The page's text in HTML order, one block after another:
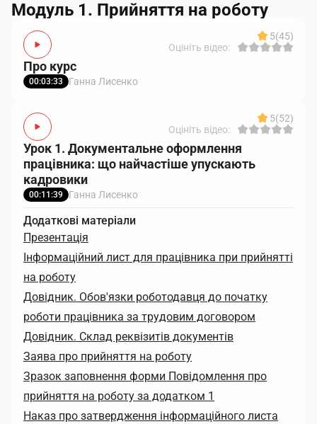
Модуль 1. Прийняття на роботу
5(45)
Оцініть відео:
Про курс
00:03:33 Ганна Лисенко
5(52)
Оцініть відео:
Урок 1. Документальне оформлення
працівника: що найчастіше упускають
кадровики
00:11:39 Ганна Лисенко
Додаткові матеріали
Презентація
Інформаційний лист для працівника при прийнятті
на роботу
Довідник. Обов'язки роботодавця до початку
роботи працівника за трудовим договором
Довідник. Склад реквізитів документів
Заява про прийняття на роботу
Зразок заповнення форми Повідомлення про
прийняття на роботу за додатком 1
Наказ про затвердження інформаційного листа